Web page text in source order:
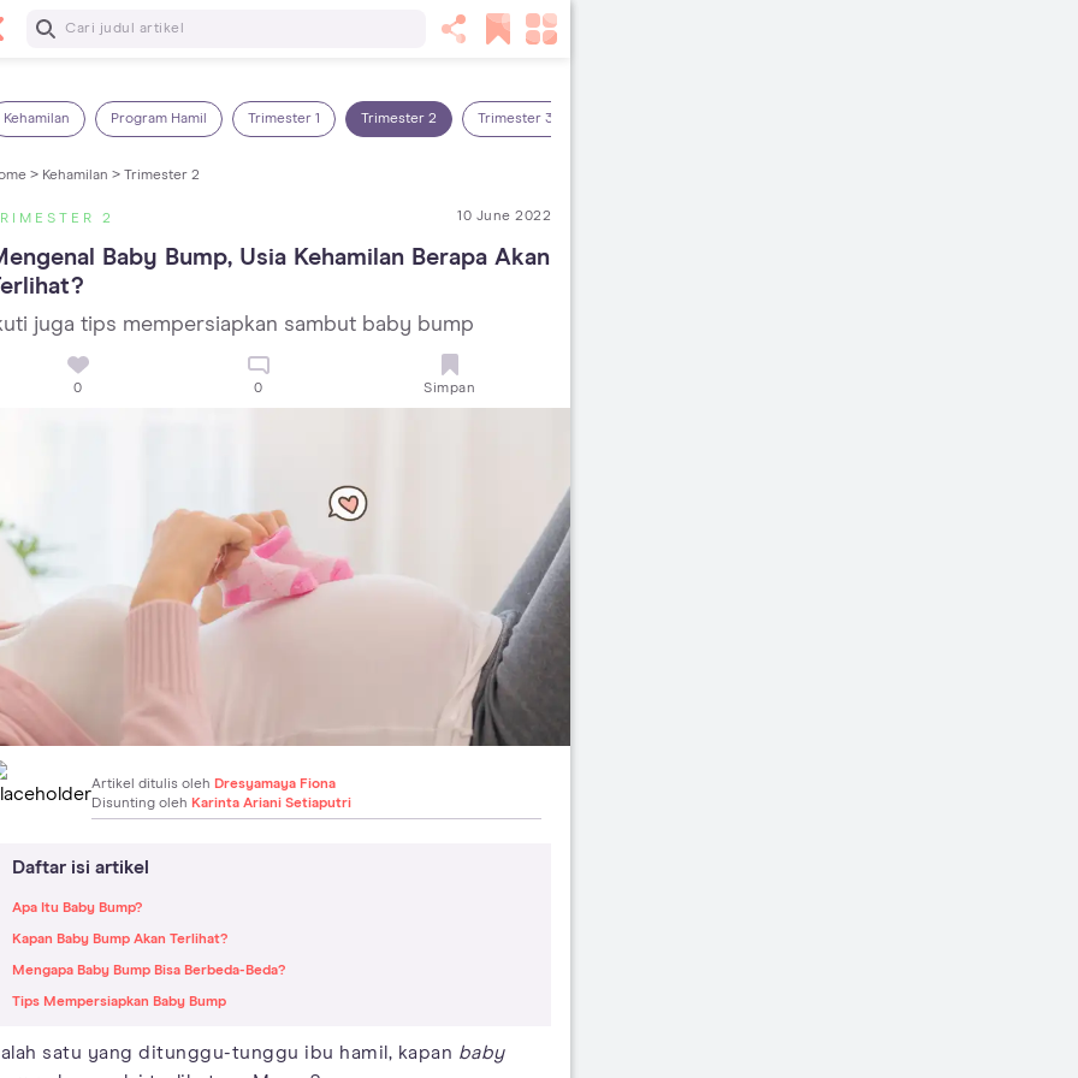
Baca Selanjutnya
Kehamilan Program Hamil Trimester 1 Trimester 2 Trimester 3
> Kehamilan > Trimester 2
2 10 June 2022
Baby Bump, Usia Kehamilan Berapa Akan
juga tips mempersiapkan sambut baby bump
0 0 Simpan
Artikel ditulis oleh Dresyamaya Fiona
Disunting oleh Karinta Ariani Setiaputri
Daftar isi artikel
Apa Itu Baby Bump?
Kapan Baby Bump Akan Terlihat?
Mengapa Baby Bump Bisa Berbeda-Beda?
Tips Mempersiapkan Baby Bump
satu yang ditunggu-tunggu ibu hamil, kapan baby